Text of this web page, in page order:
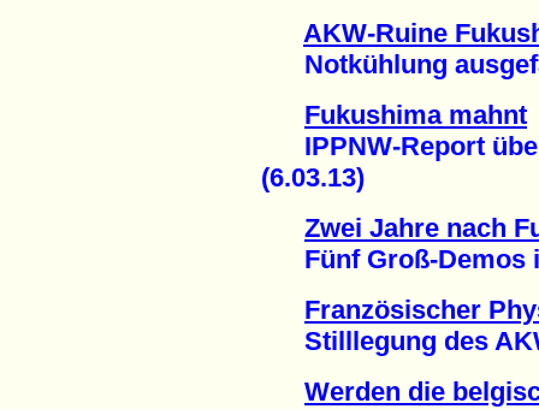
AKW-Ruine
Notkühlung
Fukushima mahnt
IPPNW-Report
(6.03.13)
Zwei Jahre nach
Fünf Groß-Demos
Französischer
Stilllegung des
Werden die